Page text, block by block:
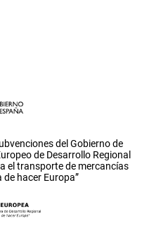
del Gobierno de
de Desarrollo Regional
el transporte de mercancías
de hacer Europa”